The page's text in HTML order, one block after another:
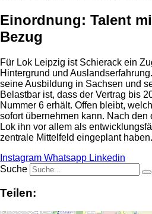
Einordnung: Talent
Bezug
Für Lok Leipzig ist Schierack ein
Hintergrund und
seine Ausbildung in Sachsen und
Belastbar ist, dass der Vertrag bis
Nummer 6 erhält. Offen bleibt,
sofort übernehmen kann. Nach
Lok ihn vor allem als
zentrale Mittelfeld eingeplant haben.
Instagram Whatsapp Linkedin
Suche
Teilen: